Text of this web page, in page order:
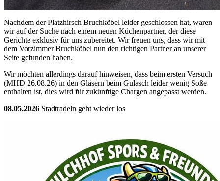
Nachdem der Platzhirsch Bruchköbel leider geschlossen hat, waren
wir auf der Suche nach einem neuen Küchenpartner, der diese
Gerichte exklusiv für uns zubereitet. Wir freuen uns, dass wir mit
dem Vorzimmer Bruchköbel nun den richtigen Partner an unserer
Seite gefunden haben.
Wir möchten allerdings darauf hinweisen, dass beim ersten Versuch
(MHD 26.08.26) in den Gläsern beim Gulasch leider wenig Soße
enthalten ist, dies wird für zukünftige Chargen angepasst werden.
08.05.2026 Stadtradeln geht wieder los